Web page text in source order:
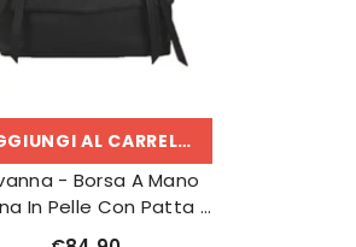
AL CARRELLO
- Borsa A Mano
In Pelle Con Patta E
Tracolla Regolabile